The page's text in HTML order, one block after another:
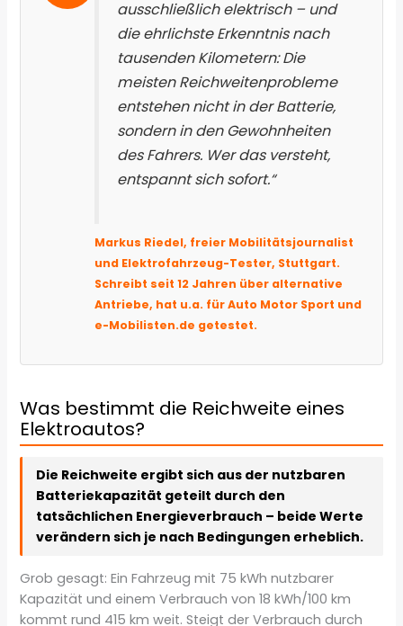
ausschließlich elektrisch – und
die ehrlichste Erkenntnis nach
tausenden Kilometern: Die
meisten Reichweitenprobleme
entstehen nicht in der Batterie,
sondern in den Gewohnheiten
des Fahrers. Wer das versteht,
entspannt sich sofort.“
Markus Riedel, freier Mobilitätsjournalist
und Elektrofahrzeug-Tester, Stuttgart.
Schreibt seit 12 Jahren über alternative
Antriebe, hat u.a. für Auto Motor Sport und
e-Mobilisten.de getestet.
Was bestimmt die Reichweite eines
Elektroautos?
Die Reichweite ergibt sich aus der nutzbaren
Batteriekapazität geteilt durch den
tatsächlichen Energieverbrauch – beide Werte
verändern sich je nach Bedingungen erheblich.
Grob gesagt: Ein Fahrzeug mit 75 kWh nutzbarer
Kapazität und einem Verbrauch von 18 kWh/100 km
kommt rund 415 km weit. Steigt der Verbrauch durch